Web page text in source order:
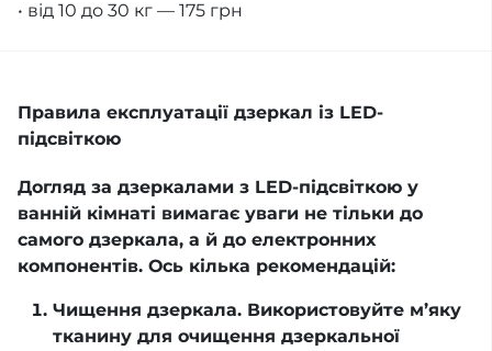
• від 10 до 30 кг — 175 грн
Правила експлуатації дзеркал із LED-
підсвіткою
Догляд за дзеркалами з LED-підсвіткою у
ванній кімнаті вимагає уваги не тільки до
самого дзеркала, а й до електронних
компонентів. Ось кілька рекомендацій:
Чищення дзеркала. Використовуйте м’яку
тканину для очищення дзеркальної